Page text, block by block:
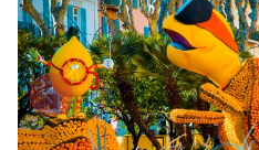
Bus mieten
Service
Kontakt